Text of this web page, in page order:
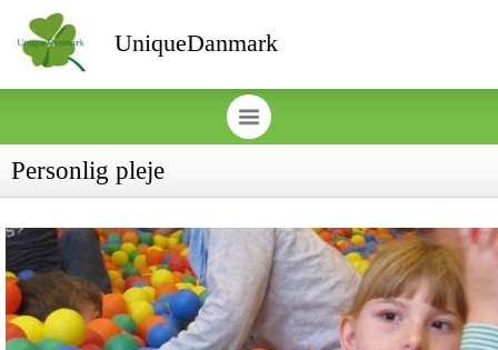
UniqueDanmark
Personlig pleje